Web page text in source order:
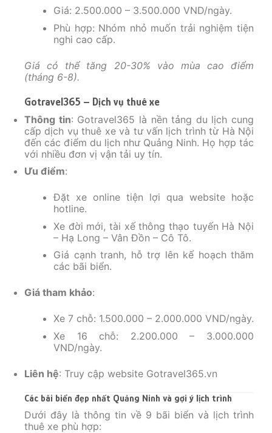
Giá: 2.500.000 – 3.500.000 VND/ngày.
Phù hợp: Nhóm nhỏ muốn trải nghiệm tiện
nghi cao cấp.
Giá có thể tăng 20-30% vào mùa cao điểm
(tháng 6-8).
Gotravel365 – Dịch vụ thuê xe
Thông tin: Gotravel365 là nền tảng du lịch cung
cấp dịch vụ thuê xe và tư vấn lịch trình từ Hà Nội
đến các điểm du lịch như Quảng Ninh. Họ hợp tác
với nhiều đơn vị vận tải uy tín.
Ưu điểm:
Đặt xe online tiện lợi qua website hoặc
hotline.
Xe đời mới, tài xế thông thạo tuyến Hà Nội
– Hạ Long – Vân Đồn – Cô Tô.
Giá cạnh tranh, hỗ trợ lên kế hoạch thăm
các bãi biển.
Giá tham khảo:
Xe 7 chỗ: 1.500.000 – 2.000.000 VND/ngày.
Xe 16 chỗ: 2.200.000 – 3.000.000
VND/ngày.
Liên hệ: Truy cập website Gotravel365.vn
Các bãi biển đẹp nhất Quảng Ninh và gợi ý lịch trình
Dưới đây là thông tin về 9 bãi biển và lịch trình
thuê xe phù hợp: